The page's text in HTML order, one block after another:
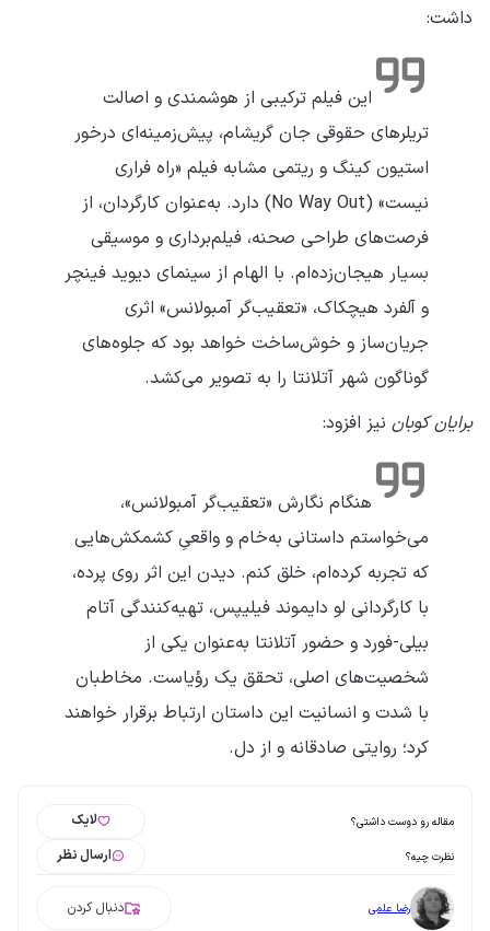
داشت:
این فیلم ترکیبی از هوشمندی و اصالت
تریلرهای حقوقی جان گریشام، پیش‌زمینه‌ای درخور
استیون کینگ و ریتمی مشابه فیلم «راه فراری
نیست» (No Way Out) دارد. به‌عنوان کارگردان، از
فرصت‌های طراحی صحنه، فیلم‌برداری و موسیقی
بسیار هیجان‌زده‌ام. با الهام از سینمای دیوید فینچر
و آلفرد هیچکاک، «تعقیب‌گر آمبولانس» اثری
جریان‌ساز و خوش‌ساخت خواهد بود که جلوه‌های
گوناگون شهر آتلانتا را به تصویر می‌کشد.
برایان کوبان نیز افزود:
هنگام نگارش «تعقیب‌گر آمبولانس»،
می‌خواستم داستانی به‌خام و واقعیِ کشمکش‌هایی
که تجربه کرده‌ام، خلق کنم. دیدن این اثر روی پرده،
با کارگردانی لو دایموند فیلیپس، تهیه‌کنندگی آتام
بیلی-فورد و حضور آتلانتا به‌عنوان یکی از
شخصیت‌های اصلی، تحقق یک رؤیاست. مخاطبان
با شدت و انسانیت این داستان ارتباط برقرار خواهند
کرد؛ روایتی صادقانه و از دل.
مقاله رو دوست داشتی؟ لایک
نظرت چیه؟ ارسال نظر
رضا علمی دنبال کردن